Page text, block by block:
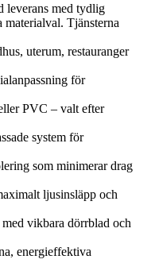
leverans med tydlig
materialval. Tjänsterna
uterum, restauranger
för
PVC – valt efter
system för
som minimerar drag
ljusinsläpp och
vikbara dörrblad och
energieffektiva